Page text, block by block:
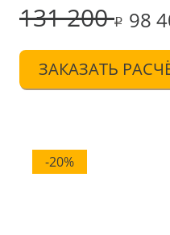
131 200 98
ЗАКАЗАТЬ
-20%